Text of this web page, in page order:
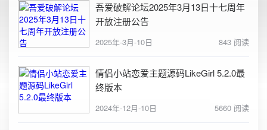
吾爱破解论坛2025年3月13日十七周年
开放注册公告
2025年-3月-10日 843 阅读
情侣小站恋爱主题源码LikeGirl 5.2.0最
终版本
2024年-12月-10日 5660 阅读